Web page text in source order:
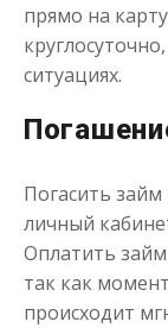
Сумма
Срок
прямо на
ситуациях.
Погасить
личный
Оплатить
так как
происходит